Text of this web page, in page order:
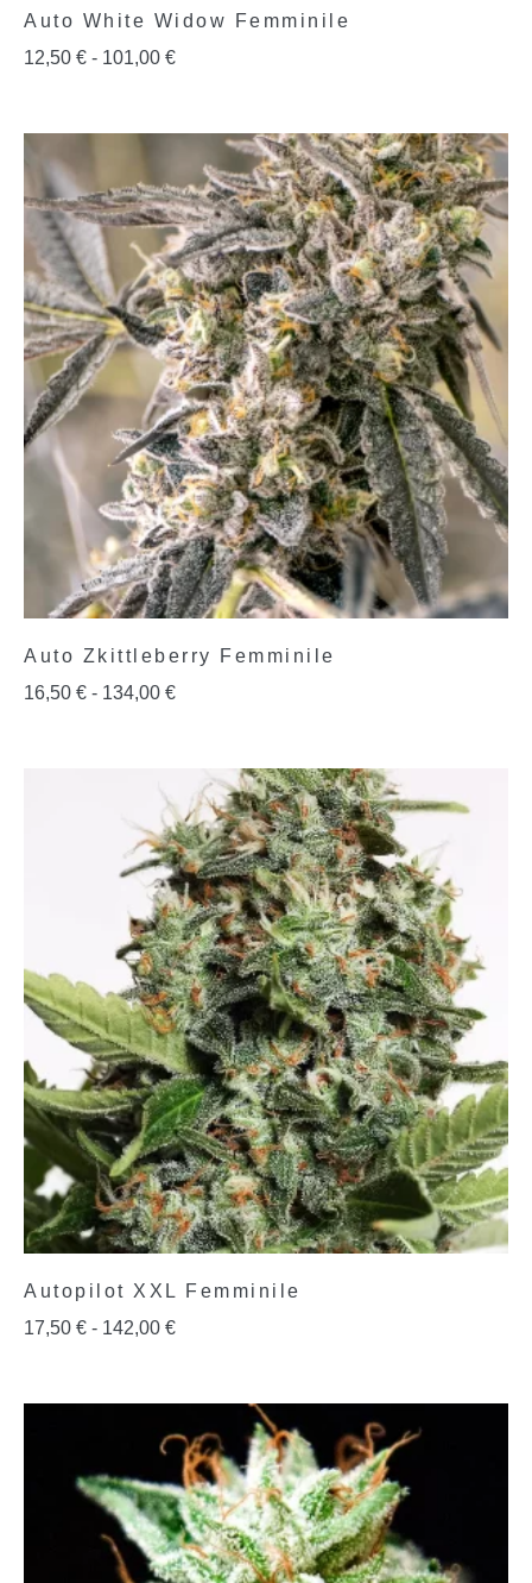
Auto White Widow Femminile
12,50 € - 101,00 €
Auto Zkittleberry Femminile
16,50 € - 134,00 €
Autopilot XXL Femminile
17,50 € - 142,00 €